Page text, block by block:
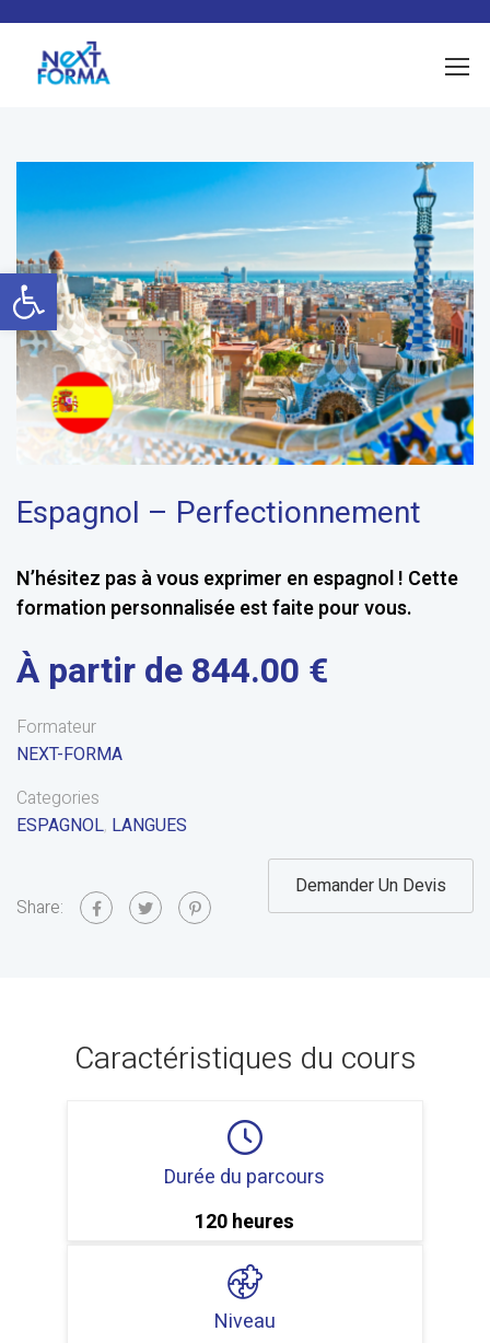
Espagnol – Perfectionnement
N’hésitez pas à vous exprimer en espagnol ! Cette
formation personnalisée est faite pour vous.
844.00 €
Formateur
NEXT-FORMA
Categories
ESPAGNOL, LANGUES
Share:
Demander Un Devis
Caractéristiques du cours
Durée du parcours
120 heures
Niveau
Ouvrir la barre d’outils